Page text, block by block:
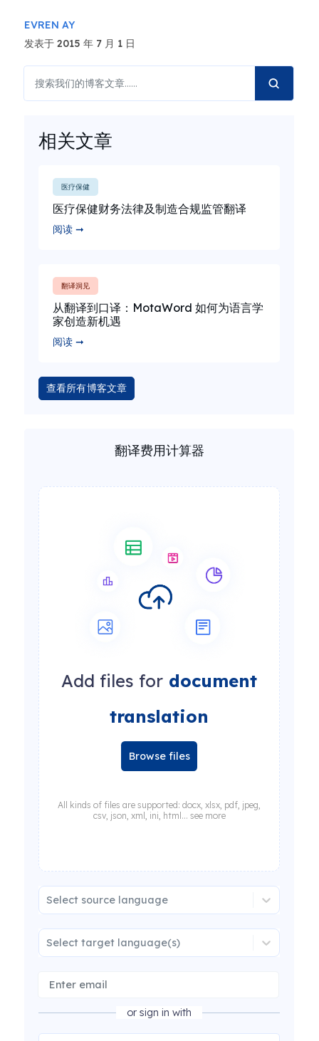
EVREN AY
发表于 2015 年 7 月 1 日
相关文章
医疗保健
医疗保健财务法律及制造合规监管翻译
阅读 ➞
翻译洞见
从翻译到口译：MotaWord 如何为语言学
家创造新机遇
阅读 ➞
查看所有博客文章
翻译费用计算器
Add files for document
translation
Browse files
All kinds of files are supported: docx, xlsx, pdf, jpeg,
csv, json, xml, ini, html... see more
Select source language
Select target language(s)
or sign in with